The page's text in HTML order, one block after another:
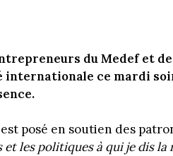
du Medef et de
internationale ce mardi
posé en soutien des
les politiques à qui je dis